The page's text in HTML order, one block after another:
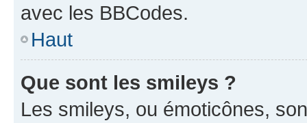
avec les BBCodes.
Haut
Que sont les smileys ?
Les smileys, ou émoticônes,